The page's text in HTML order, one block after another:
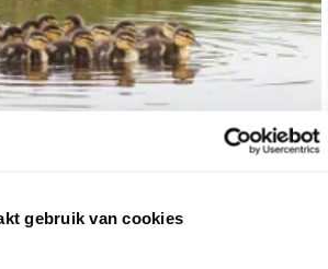
gebruik van cookies